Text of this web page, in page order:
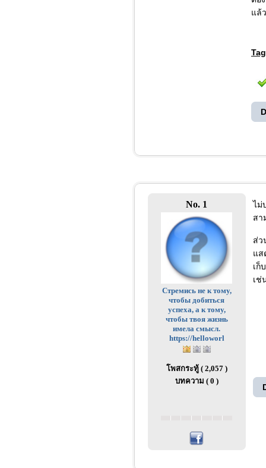
แล้
Tag
No. 1
Стремись не к тому,
чтобы добиться
успеха, а к тому,
чтобы твоя жизнь
имела смысл.
https://helloworl
โพสกระทู้ ( 2,057 )
บทความ ( 0 )
ไม่
สา
ส่ว
แส
เก็
เช่